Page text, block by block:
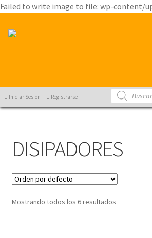
Failed to write image to file: wp-content/
Products
search
Iniciar Sesion Registrarse
DISIPADORES
Mostrando todos los 6 resultados